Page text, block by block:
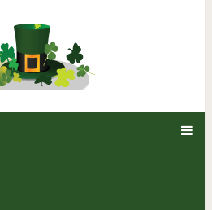
«Не твое тело» и еще 7